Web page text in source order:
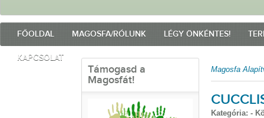
FŐOLDAL MAGOSFA/RÓLUNK LÉGY ÖNKÉNTES!
KAPCSOLAT
Támogasd a
Magosfát!
Magosfa
Kategória: -